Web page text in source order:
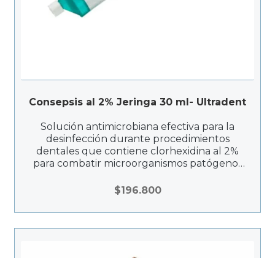
Consepsis al 2% Jeringa 30 ml- Ultradent
Solución antimicrobiana efectiva para la
desinfección durante procedimientos
dentales que contiene clorhexidina al 2%
para combatir microorganismos patógenos
preparadas.
$196.800